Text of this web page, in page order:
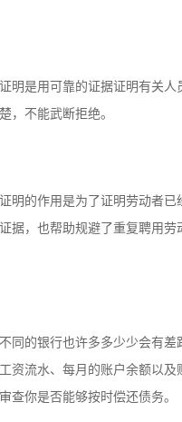
是用可靠的证据证明有关
，不能武断拒绝。
的作用是为了证明劳动者
，也帮助规避了重复聘用
的银行也许多多少少会有
流水、每月的账户余额以及
查你是否能够按时偿还债务。